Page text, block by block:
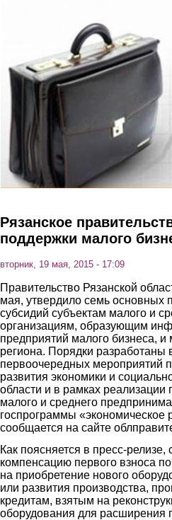
Рязанское
поддержки малого
вторник, 19 мая, 2015 - 17:09
Правительство Рязанской
мая, утвердило семь основных
субсидий субъектам малого и
организациям, образующим
предприятий малого бизнеса,
региона. Порядки разработаны
первоочередных мероприятий
развития экономики и
области и в рамках
малого и среднего
госпрограммы «экономическое
сообщается на сайте
Как поясняется в пресс-
компенсацию первого взноса
на приобретение нового
или развития производства,
кредитам, взятым на
оборудования для расширения